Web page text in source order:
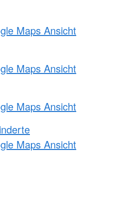
Maps Ansicht
Maps Ansicht
Maps Ansicht
Maps Ansicht